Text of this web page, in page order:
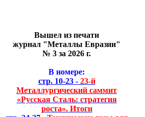
Вышел из печати
журнал "Металлы Евразии"
№ 3 за 2026 г.
В номере:
стр. 10-23 -23-й
Металлургический саммит
«Русская Сталь: стратегия
роста». Итоги